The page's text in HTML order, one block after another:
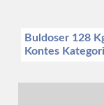
Buldoser 128
Kontes